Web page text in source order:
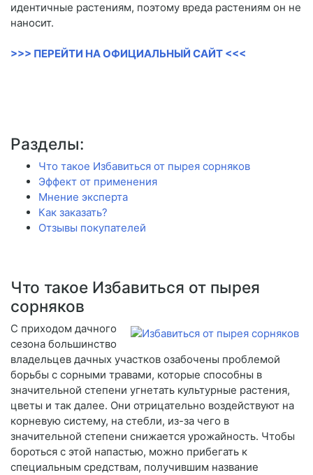
идентичные растениям, поэтому вреда растениям он не
наносит.
>>> ПЕРЕЙТИ НА ОФИЦИАЛЬНЫЙ САЙТ <<<
Разделы:
Что такое Избавиться от пырея сорняков
Эффект от применения
Мнение эксперта
Как заказать?
Отзывы покупателей
Что такое Избавиться от пырея
сорняков
С приходом дачного
сезона большинство
владельцев дачных участков озабочены проблемой
борьбы с сорными травами, которые способны в
значительной степени угнетать культурные растения,
цветы и так далее. Они отрицательно воздействуют на
корневую систему, на стебли, из-за чего в
значительной степени снижается урожайность. Чтобы
бороться с этой напастью, можно прибегать к
специальным средствам, получившим название